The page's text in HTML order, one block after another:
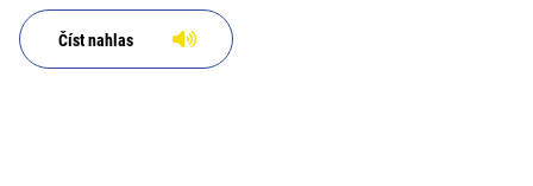
Číst nahlas